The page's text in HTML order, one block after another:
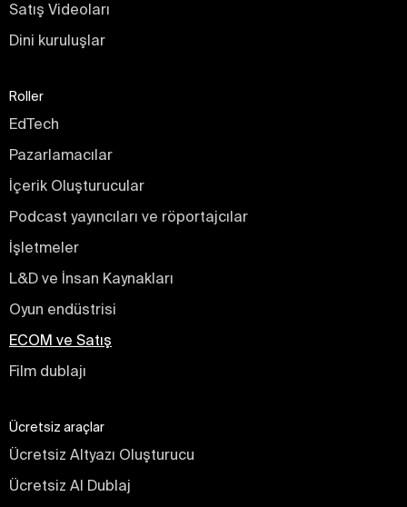
Satış Videoları
Dini kuruluşlar
Roller
EdTech
Pazarlamacılar
İçerik Oluşturucular
Podcast yayıncıları ve röportajcılar
İşletmeler
L&D ve İnsan Kaynakları
Oyun endüstrisi
ECOM ve Satış
Film dublajı
Ücretsiz araçlar
Ücretsiz Altyazı Oluşturucu
Ücretsiz AI Dublaj